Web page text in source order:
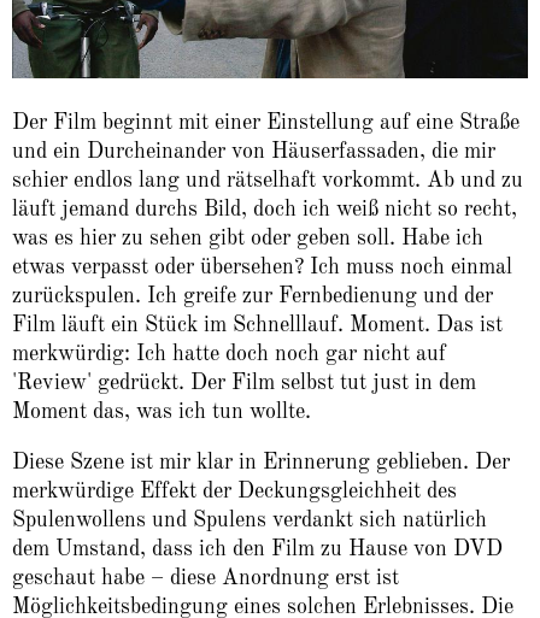
Der Film beginnt mit einer Einstellung auf eine Straße
und ein Durcheinander von Häuserfassaden, die mir
schier endlos lang und rätselhaft vorkommt. Ab und zu
läuft jemand durchs Bild, doch ich weiß nicht so recht,
was es hier zu sehen gibt oder geben soll. Habe ich
etwas verpasst oder übersehen? Ich muss noch einmal
zurückspulen. Ich greife zur Fernbedienung und der
Film läuft ein Stück im Schnelllauf. Moment. Das ist
merkwürdig: Ich hatte doch noch gar nicht auf
'Review' gedrückt. Der Film selbst tut just in dem
Moment das, was ich tun wollte.
Diese Szene ist mir klar in Erinnerung geblieben. Der
merkwürdige Effekt der Deckungsgleichheit des
Spulenwollens und Spulens verdankt sich natürlich
dem Umstand, dass ich den Film zu Hause von DVD
geschaut habe – diese Anordnung erst ist
Möglichkeitsbedingung eines solchen Erlebnisses. Die